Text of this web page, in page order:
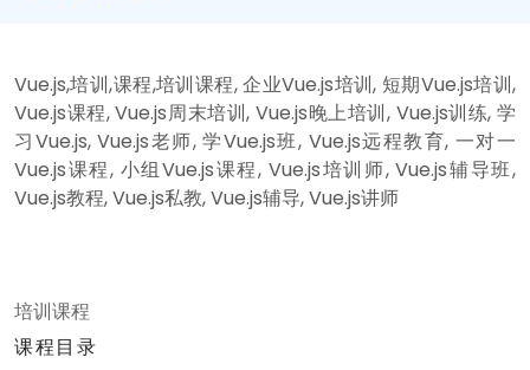
Vue.js,培训,课程,培训课程, 企业Vue.js培训, 短期Vue.js培训,
Vue.js课程, Vue.js周末培训, Vue.js晚上培训, Vue.js训练, 学
习Vue.js, Vue.js老师, 学Vue.js班, Vue.js远程教育, 一对一
Vue.js课程, 小组Vue.js课程, Vue.js培训师, Vue.js辅导班,
Vue.js教程, Vue.js私教, Vue.js辅导, Vue.js讲师
培训课程
课程目录